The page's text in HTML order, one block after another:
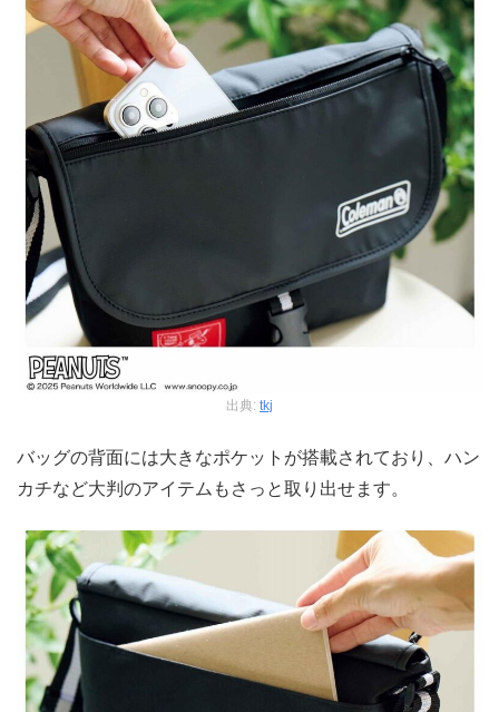
出典: tkj
バッグの背面には大きなポケットが搭載されており、ハン
カチなど大判のアイテムもさっと取り出せます。